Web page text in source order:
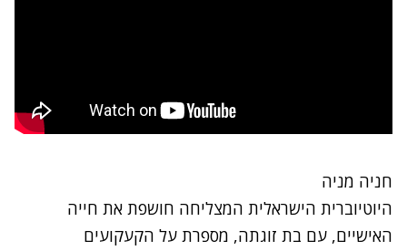
חניה מניה
היוטיוברית הישראלית המצליחה חושפת את חייה
האישיים, עם בת זוגתה, מספרת על הקעקועים